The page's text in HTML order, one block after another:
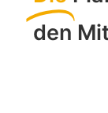
den